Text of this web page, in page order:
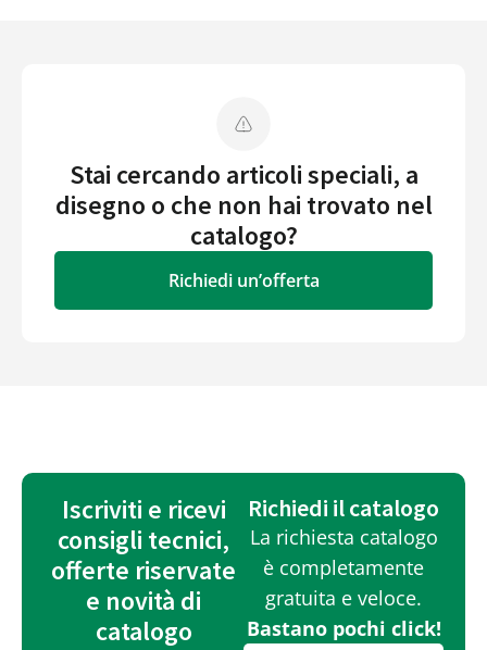
Stai cercando articoli speciali, a
disegno o che non hai trovato nel
catalogo?
Richiedi un’offerta
Iscriviti e ricevi
consigli tecnici,
offerte riservate
e novità di
catalogo
Richiedi il catalogo
La richiesta catalogo
è completamente
gratuita e veloce.
Bastano pochi click!